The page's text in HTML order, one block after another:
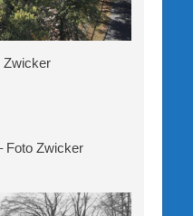
Zwicker
Foto Zwicker